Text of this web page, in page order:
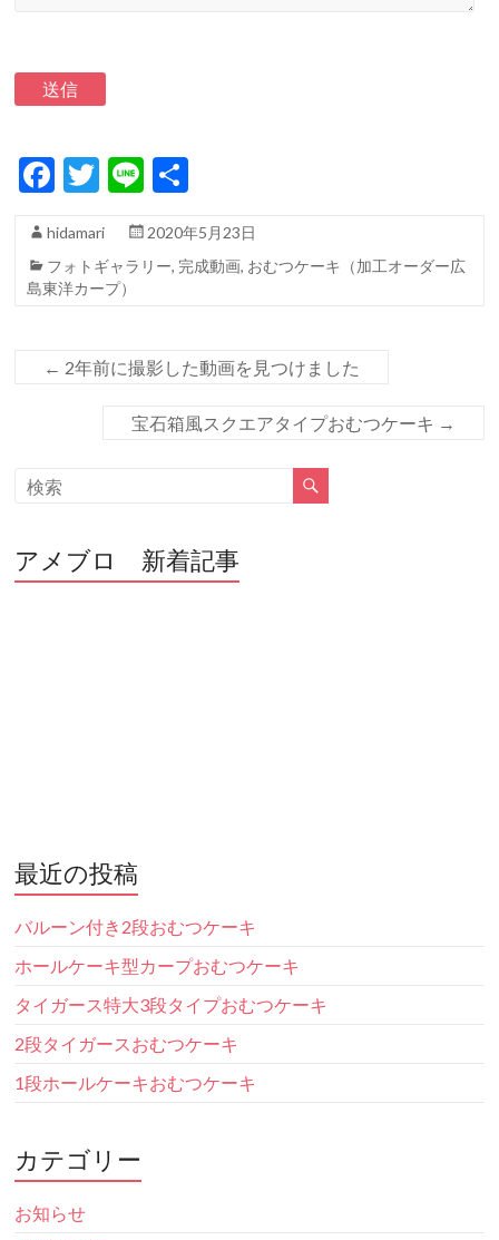
F
e
b
o
k
T
itt
er
Li
e
hidamari
2020年5月23日
フォトギャラリー, 完成動画, おむつケーキ（加工オーダー広
島東洋カープ）
← 2年前に撮影した動画を見つけました
宝石箱風スクエアタイプおむつケーキ →
アメブロ 新着記事
最近の投稿
バルーン付き2段おむつケーキ
ホールケーキ型カープおむつケーキ
タイガース特大3段タイプおむつケーキ
2段タイガースおむつケーキ
1段ホールケーキおむつケーキ
カテゴリー
お知らせ